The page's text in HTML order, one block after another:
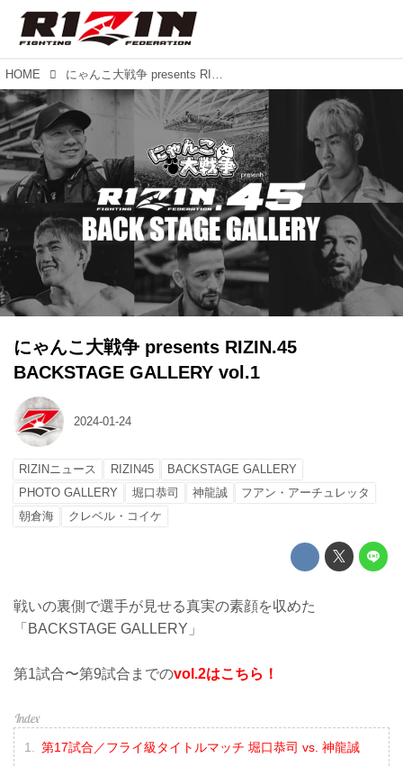
HOME にゃんこ大戦争 presents RIZIN.45 BACKSTAGE GALLERY vol.1
にゃんこ大戦争 presents RIZIN.45
BACKSTAGE GALLERY vol.1
2024-01-24
RIZINニュース RIZIN45
BACKSTAGE GALLERY
PHOTO GALLERY
堀口恭司 神龍誠
フアン・アーチュレッタ
朝倉海
クレベル・コイケ
戦いの裏側で選手が見せる真実の素顔を収めた
「BACKSTAGE GALLERY」
第1試合〜第9試合までのvol.2はこちら！
第17試合／フライ級タイトルマッチ 堀口恭司 vs. 神龍誠